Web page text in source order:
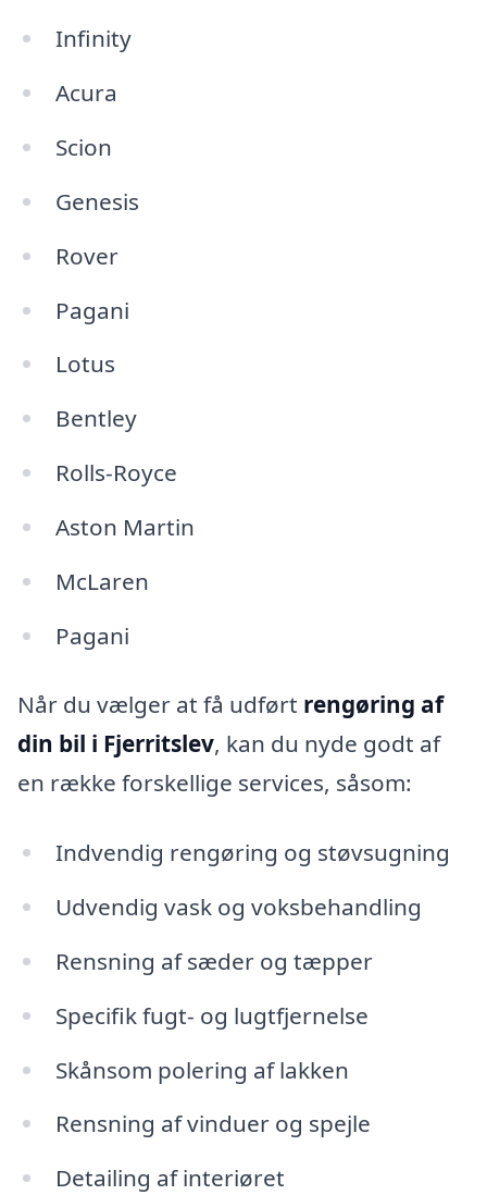
Infinity
Acura
Scion
Genesis
Rover
Pagani
Lotus
Bentley
Rolls-Royce
Aston Martin
McLaren
Pagani
Når du vælger at få udført rengøring af
din bil i Fjerritslev, kan du nyde godt af
en række forskellige services, såsom:
Indvendig rengøring og støvsugning
Udvendig vask og voksbehandling
Rensning af sæder og tæpper
Specifik fugt- og lugtfjernelse
Skånsom polering af lakken
Rensning af vinduer og spejle
Detailing af interiøret